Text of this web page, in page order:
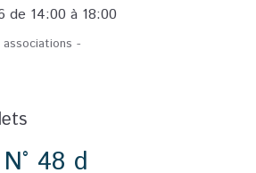
de 14:00 à 18:00
-
48 d